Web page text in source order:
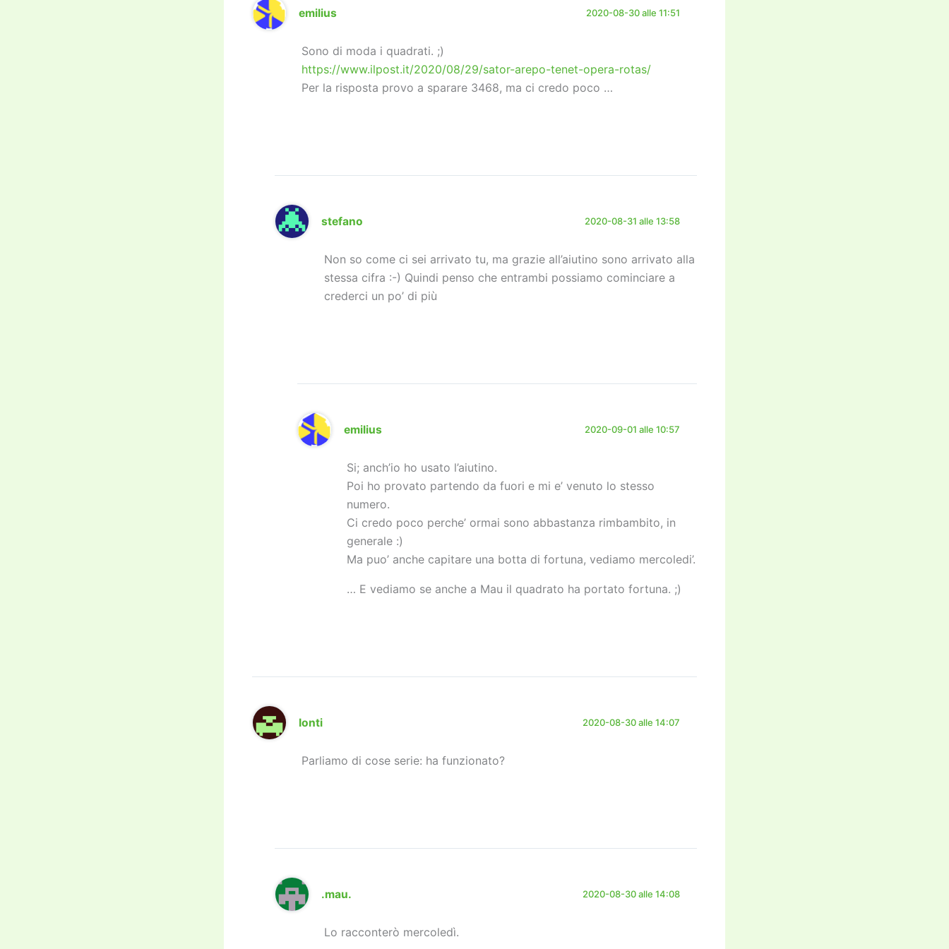
emilius 2020-08-30 alle 11:51
Sono di moda i quadrati. ;)
https://www.ilpost.it/2020/08/29/sator-arepo-tenet-opera-rotas/
Per la risposta provo a sparare 3468, ma ci credo poco …
stefano 2020-08-31 alle 13:58
Non so come ci sei arrivato tu, ma grazie all’aiutino sono arrivato alla
stessa cifra :-) Quindi penso che entrambi possiamo cominciare a
crederci un po’ di più
emilius 2020-09-01 alle 10:57
Si; anch’io ho usato l’aiutino.
Poi ho provato partendo da fuori e mi e’ venuto lo stesso
numero.
Ci credo poco perche’ ormai sono abbastanza rimbambito, in
generale :)
Ma puo’ anche capitare una botta di fortuna, vediamo mercoledi’.
… E vediamo se anche a Mau il quadrato ha portato fortuna. ;)
Ionti 2020-08-30 alle 14:07
Parliamo di cose serie: ha funzionato?
.mau. 2020-08-30 alle 14:08
Lo racconterò mercoledì.